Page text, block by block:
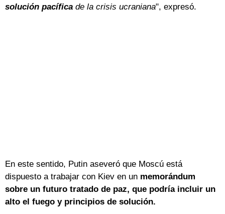
solución pacífica de la crisis ucraniana", expresó.
En este sentido, Putin aseveró que Moscú está
dispuesto a trabajar con Kiev en un memorándum
sobre un futuro tratado de paz, que podría incluir un
alto el fuego y principios de solución.